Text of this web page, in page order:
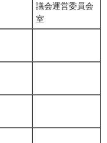
議会運営委員会
室